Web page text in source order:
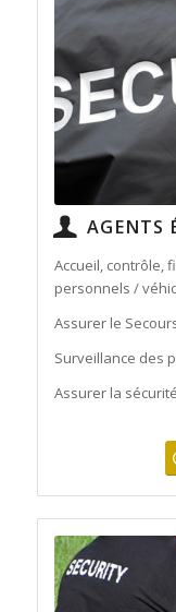
AGENTS
Accueil, contrôle,
personnels /
Assurer le
Surveillance des
Assurer la